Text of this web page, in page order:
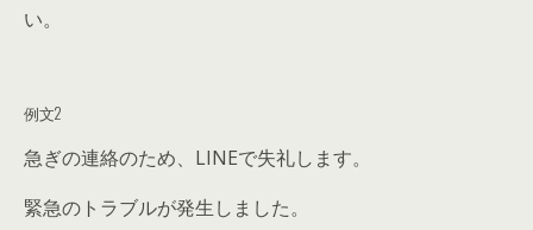
い。
例文2
急ぎの連絡のため、LINEで失礼します。
緊急のトラブルが発生しました。